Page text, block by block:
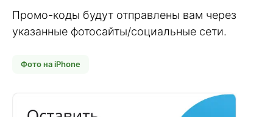
Промо-коды будут отправлены вам через
указанные фотосайты/социальные сети.
Фото на iPhone